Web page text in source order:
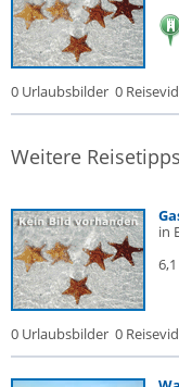
0 Urlaubsbilder 0
Weitere
in
0 Urlaubsbilder 0